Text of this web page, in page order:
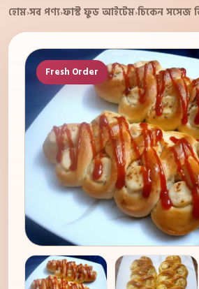
হোম›সব পণ্য›ফাস্ট ফুড আইটেম›চিকেন সসেজ
Fresh Order